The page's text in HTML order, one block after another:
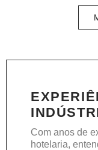
Com anos de
hotelaria,